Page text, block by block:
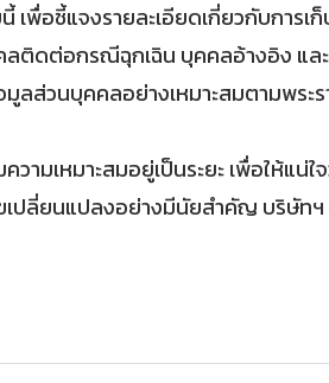
อชี้แจงรายละเอียดเกี่ยวกับการเ
ติดต่อกรณีฉุกเฉิน บุคคลอ้างอิง แล
มูลส่วนบุคคลอย่างเหมาะสมตามพ
เหมาะสมอยู่เป็นระยะ เพื่อให้แน่
ปลี่ยนแปลงอย่างมีนัยสำคัญ บริษัทฯ